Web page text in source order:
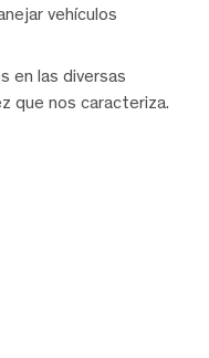
vehículos
en las diversas
que nos caracteriza.